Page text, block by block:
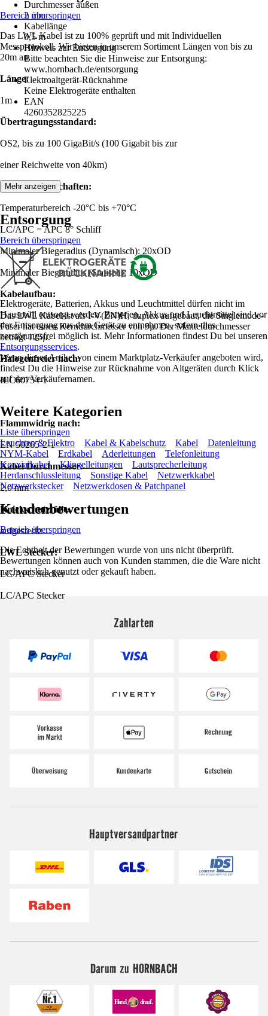
Durchmesser außen
2 mm
Kabellänge
0,5 m
Hinweis zur Entsorgung
Bitte beachten Sie die Hinweise zur Entsorgung:
www.hornbach.de/entsorgung
Elektroaltgerät-Rücknahme
Keine Elektrogeräte enthalten
EAN
4260352825225
Bereich überspringen
Das LWL Kabel ist zu 100% geprüft und mit Individuellen
Messprotokoll. Wir bieten in unserem Sortiment Längen von bis zu
20m an.
Länge:
1m
Übertragungsstandard:
OS2, bis zu 100 GigaBit/s (100 Gigabit bis zur
einer Reichweite von 40km)
Produkteigenschaften:
Temperaturbereich -20°C bis +70°C
LC/APC = APC 8° Schliff
Minimaler Biegeradius (Dynamisch): 20xOD
Minimaler Biegeradius (Statisch): 10xOD
Kabelaufbau:
Das LWL Kabel ist als I-V(ZN)H, duplex aufgebaut, die Singlemode-
Faser hat einen Kerndurchmesser von 9µ. Der Manteldurchmesser
beträgt 125µ.
Halogenfreier nach:
IEC60754-1
Flammwidrig nach:
EN 50265-2-1
Kabel Durchmesser:
2,0 mm
Knickschutztülle:
aufgesteckt
LWL Stecker:
LC/APC Stecker
LC/APC Stecker
Mehr anzeigen
Entsorgung
Bereich überspringen
Elektrogeräte, Batterien, Akkus und Leuchtmittel dürfen nicht im
Hausmüll entsorgt werden. Batterien, Akkus und Leuchtmittel sind vor
der Entsorgung aus dem Gerät zu entnehmen, sofern dies
zerstörungsfrei möglich ist. Mehr Informationen findest Du bei unseren
Entsorgungsservices.
Wenn dieser Artikel von einem Marktplatz-Verkäufer angeboten wird,
findest Du die Hinweise zur Rücknahme von Altgeräten durch Klick
auf den Verkäufernamen.
Weitere Kategorien
Liste überspringen
Leuchten & Elektro
Kabel & Kabelschutz Kabel
Datenleitung
NYM-Kabel
Erdkabel Aderleitungen
Telefonleitung
Koaxialkabel
Klingelleitungen
Lautsprecherleitung
Herdanschlussleitung
Sonstige Kabel
Netzwerkkabel
Netzwerkstecker
Netzwerkdosen & Patchpanel
Kundenbewertungen
Bereich überspringen
Die Echtheit der Bewertungen wurde von uns nicht überprüft.
Bewertungen können auch von Kunden stammen, die die Ware nicht
nachweislich genutzt oder gekauft haben.
Zahlarten
Hauptversandpartner
Darum zu HORNBACH